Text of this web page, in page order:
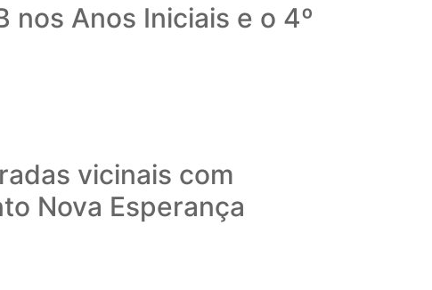
nos Anos Iniciais e o 4º
vicinais com
Nova Esperança